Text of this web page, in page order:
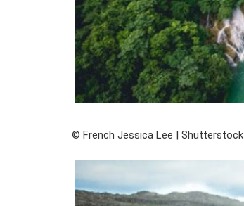
© French Jessica Lee | Shutterstock